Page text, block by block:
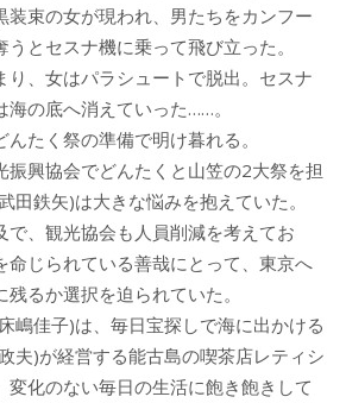
装束の女が現われ、男たちをカンフー
とセスナ機に乗って飛び立った。
り、女はパラシュートで脱出。セスナ
の底へ消えていった……。
たく祭の準備で明け暮れる。
振興協会でどんたくと山笠の2大祭を担
田鉄矢)は大きな悩みを抱えていた。
で、観光協会も人員削減を考えてお
命じられている善哉にとって、東京へ
るか選択を迫られていた。
嶋佳子)は、毎日宝探しで海に出かける
夫)が経営する能古島の喫茶店レティシ
変化のない毎日の生活に飽き飽きして